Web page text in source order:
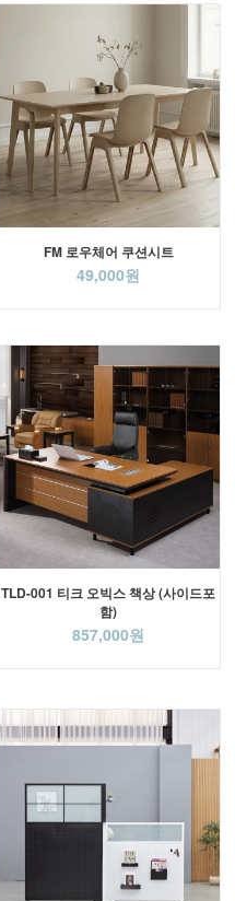
FM 로우체어 쿠션시트
49,000원
TLD-001 티크 오빅스 책상 (사이드포
함)
857,000원